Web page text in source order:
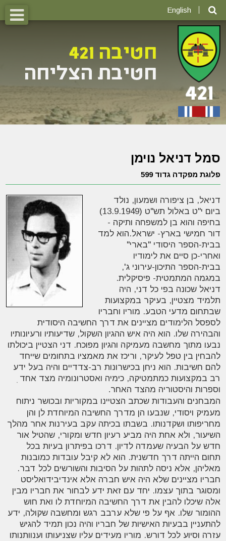
English
סמל דניאל נוימן
פלוגת מפקדה גדוד 599
דניאל, בן ציפורה ושמעון, נולד
ביום י"ט באלול תש"ט (13.9.1949)
בחיפה והוא בן למשפחה ותיקה -
דור חמישי בארץ- ישראל.הוא למד
בבית-הספר היסודי "בארי"
ואחרי-כן סיים את לימודיו
בבית-הספר התיכון-עירוני ג',
במגמה המתמטית- פיסיקלית.
דניאל שכונה בפי כל דני, היה
תלמיד מצטיין, בעיקר במקצועות
שבתחום מדעי הטבע. מוריו וחבריו
לספסל הלימודים מציינים את דרך החשיבה היסודית
והבהירה שלו. הוא היה איש ההגיון השקול, שדיעותיו ורעיונותיו
נבעו מתוך מחשבה מעמיקה והגיון מפוכח. דני הצטיין ביכולתו
להבחין בין טפל לעיקר, וריכז את מאמציו בתחומים שייחד
להם חשיבות. הוא ניחן בכישרונות רב-צדדיים והיה בעל ידע
רב במקצועות כמתמטיקה, כימיה ואסטרונומיה מצד אחד ִ
וספרות והיסטוריה מהצד האחר.
המבחנים והעבודות שכתב הצטיינו במקוריות ובכושר ניתוח
מעמיק ויסודי, שנבעו הן מדרך החשיבה המיוחדת לן והן
מחריפותו ושקדנותו. בשבתו בכיתה עקב בעירנות אחר מהלך
השיעור, ולא אחת היה מביע רעיון חדש ומקורי, שהטיל אור
חדש על הבעיה שעמדה לדיון. דרכו בפיתרון בעיות בכל
תחום הייתה דרך חדשנית. הוא לא קיבל עובדות כמובנות
מאליהן, אלא ניסה לתהות על הסיבות והשורשים לכל דבר.
חבריו מציינים שלא היה איש חברה אלא אינדיבידואליסט
ומסוגר בתוך עצמו. יחד עם זאת ידע לבחור את חבריו מבין
אלה שיכלו להבין את דרך החשיבה המיוחדת לו ואת חוש
ההומור שלו. אף על פי שלא ערבב רגש ומחשבה שקולה, ידע
להתעניין בבעיות האישיות של חבריו והיה נכון תמיד להגיש
עזרה וסיוע לכל דורש. מוריו מעידים עליו שצניעותו וענוותנותו